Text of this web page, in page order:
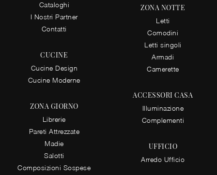
Cataloghi
I Nostri Partner
Contatti
CUCINE
Cucine Design
Cucine Moderne
ZONA GIORNO
Librerie
Pareti Attrezzate
Madie
Salotti
Composizioni Sospese
ZONA NOTTE
Letti
Comodini
Letti singoli
Armadi
Camerette
ACCESSORI CASA
Illuminazione
Complementi
UFFICIO
Arredo Ufficio